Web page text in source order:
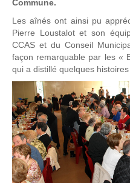
Commune.
Les aînés ont ainsi pu
Pierre Loustalot et son
CCAS et du Conseil
façon remarquable par les «
qui a distillé quelques